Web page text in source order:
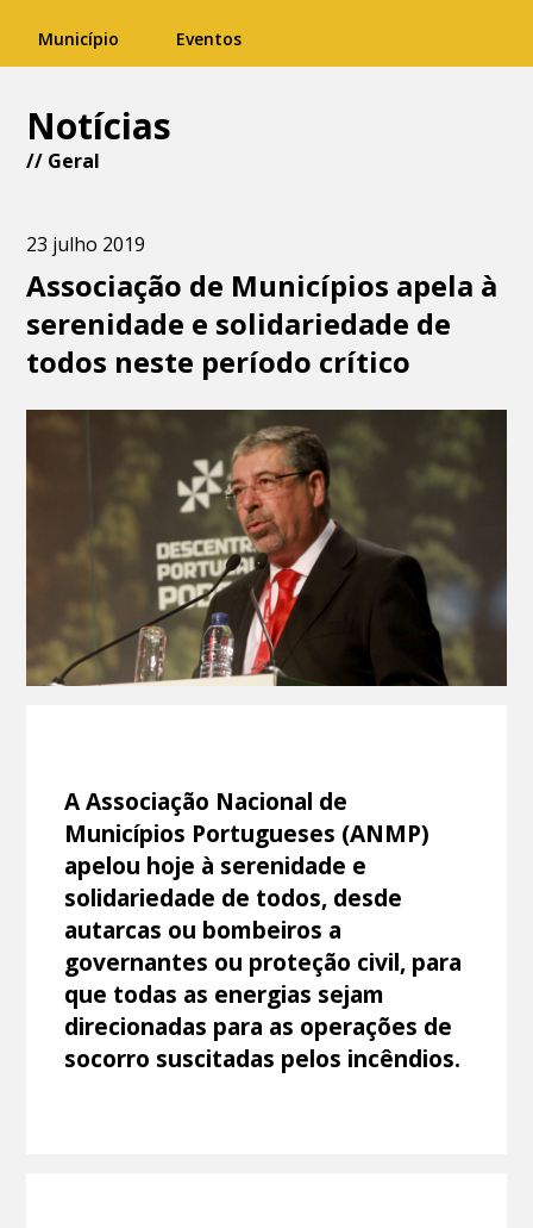
Município Eventos
Notícias
// Geral
23 julho 2019
Associação de Municípios apela à
serenidade e solidariedade de
todos neste período crítico
A Associação Nacional de
Municípios Portugueses (ANMP)
apelou hoje à serenidade e
solidariedade de todos, desde
autarcas ou bombeiros a
governantes ou proteção civil, para
que todas as energias sejam
direcionadas para as operações de
socorro suscitadas pelos incêndios.